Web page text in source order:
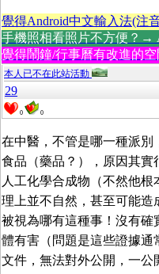
覺得Android中文輸入法(注
手機照相看照片不方便？→
覺得鬧鐘/行事曆有改進的
本人已不在此站活動
29
0 0
在中醫，不管是哪一種派別
食品（藥品？），原因其實
人工化學合成物（不然他
理上並不自然，甚至可能造
被視為哪有這種事！沒有確
體有害（問題是這些證據通
文件，無法對外公開，一公